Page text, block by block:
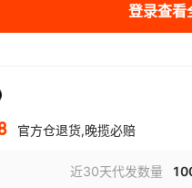
讲解视频
登录查看
官方仓退货,晚揽必赔
近30天代发数量